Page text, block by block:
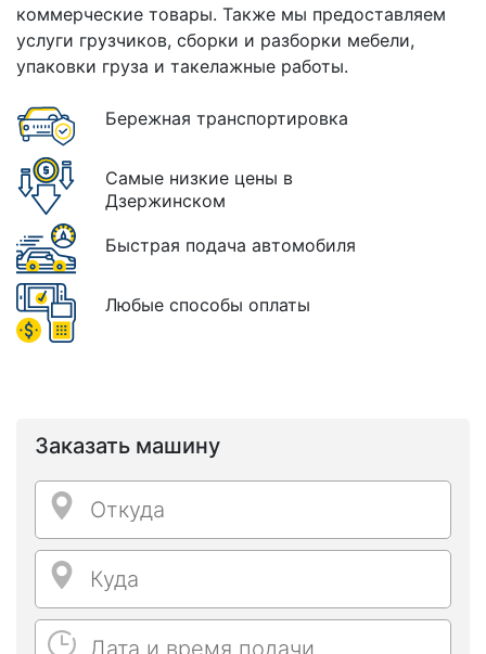
коммерческие товары. Также мы предоставляем
услуги грузчиков, сборки и разборки мебели,
упаковки груза и такелажные работы.
Бережная транспортировка
Самые низкие цены в
Дзержинском
Быстрая подача автомобиля
Любые способы оплаты
Заказать машину